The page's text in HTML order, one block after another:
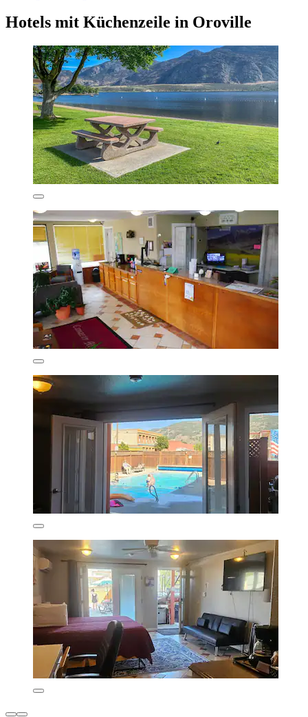
Hotels mit Küchenzeile in Oroville